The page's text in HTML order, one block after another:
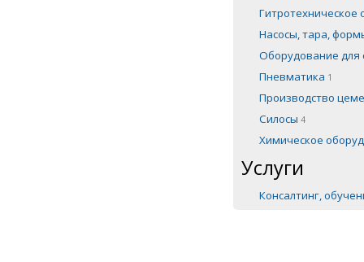
Насосы, тара,
Оборудование для
Пневматика 1
Производство
Силосы 4
Химическое
Услуги
Консалтинг,